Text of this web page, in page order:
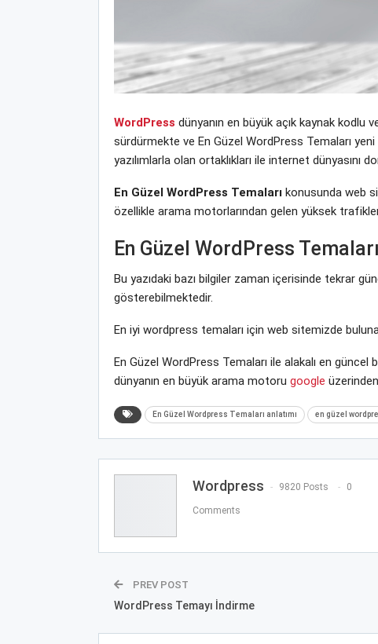
WordPress dünyanın en büyük açık kaynak kodlu
sürdürmekte ve En Güzel WordPress Temaları
yazılımlarla olan ortaklıkları ile internet dünyasını
En Güzel WordPress Temalarıkonusunda web
özellikle arama motorlarından gelen yüksek
En Güzel WordPress Temaları
Bu yazıdaki bazı bilgiler zaman içerisinde tekrar
gösterebilmektedir.
En iyi wordpress temaları için web sitemizde
En Güzel WordPress Temaları ile alakalı en
dünyanın en büyük arama motoru google
En Güzel Wordpress Temaları anlatımı en güzel
Wordpress 9820 Posts 0
Comments
PREV POST
WordPress Temayı İndirme